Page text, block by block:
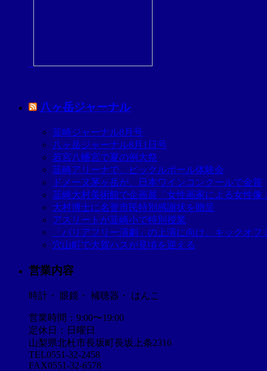
八ヶ岳ジャーナル
韮崎ジャーナル8月号
八ヶ岳ジャーナル8月1日号
若宮八幡宮で夏の例大祭
韮崎アリーナで、ピックルボール体験会
ドメーヌ茅ヶ岳が、日本ワインコンクールで金賞
韮崎大村美術館で企画展「女性画家による女性像
大村博士に名誉市民特別感謝状を贈呈
アスリートが韮崎小で特別授業
「バリアフリー演劇」の上演に向け、キックオフ
穴山町で大賀ハスが見頃を迎える
営業内容
時計・ 眼鏡・ 補聴器・ はんこ
営業時間：9:00〜19:00
定休日：日曜日
山梨県北杜市長坂町長坂上条2316
TEL0551-32-2458
FAX0551-32-6578